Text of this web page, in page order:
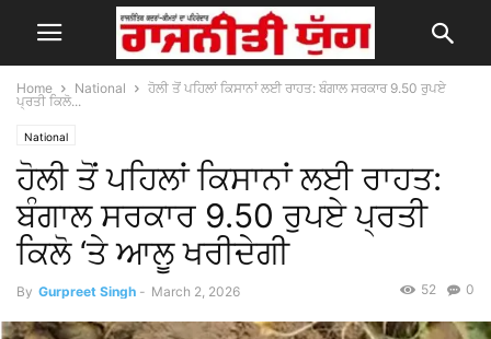
Home National
ਹੋਲੀ ਤੋਂ ਪਹਿਲਾਂ ਕਿਸਾਨਾਂ ਲਈ ਰਾਹਤ: ਬੰਗਾਲ ਸਰਕਾਰ 9.50 ਰੁਪਏ
ਪ੍ਰਤੀ ਕਿਲੋ...
National
ਹੋਲੀ ਤੋਂ ਪਹਿਲਾਂ ਕਿਸਾਨਾਂ ਲਈ ਰਾਹਤ:
ਬੰਗਾਲ ਸਰਕਾਰ 9.50 ਰੁਪਏ ਪ੍ਰਤੀ
ਕਿਲੋ ‘ਤੇ ਆਲੂ ਖਰੀਦੇਗੀ
By Gurpreet Singh - March 2, 2026 0
52